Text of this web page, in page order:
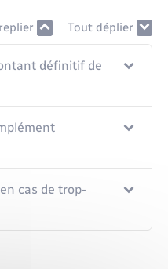
Tout déplier
définitif de
cas de trop-